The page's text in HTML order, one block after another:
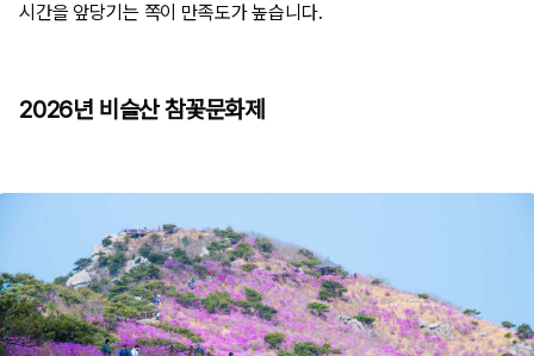
시간을 앞당기는 쪽이 만족도가 높습니다.
2026년 비슬산 참꽃문화제